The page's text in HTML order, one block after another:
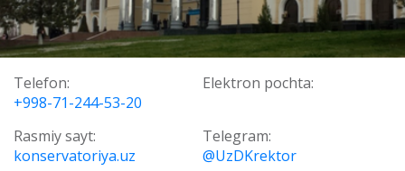
Telefon:
+998-71-244-53-20
Elektron pochta:
Rasmiy sayt:
konservatoriya.uz
Telegram:
@UzDKrektor